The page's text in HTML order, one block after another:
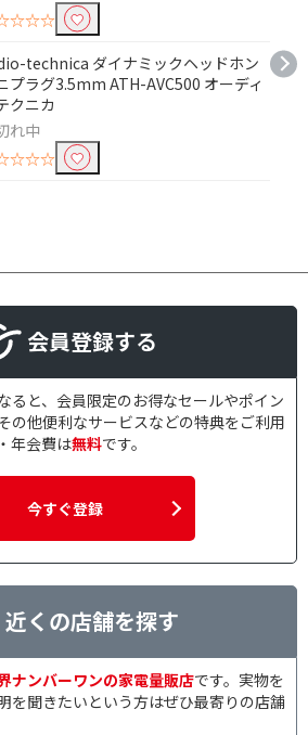
チペアリングで絞り込む
3台
電
り込む
イクで絞り込む
り込む
絞り込む
応 専用アプリ非対応
technica ダイナミックヘッドホン
プラグ3.5mm ATH-AVC500 オーディ
クニカ
れ中
会員登録する
ると、会員限定のお得なセールやポイン
の他便利なサービスなどの特典をご利用
年会費は無料です。
今すぐ登録
近くの店舗を探す
ナンバーワンの家電量販店です。実物を
を聞きたいという方はぜひ最寄りの店舗